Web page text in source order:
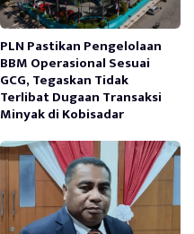
PLN Pastikan Pengelolaan
BBM Operasional Sesuai
GCG, Tegaskan Tidak
Terlibat Dugaan Transaksi
Minyak di Kobisadar